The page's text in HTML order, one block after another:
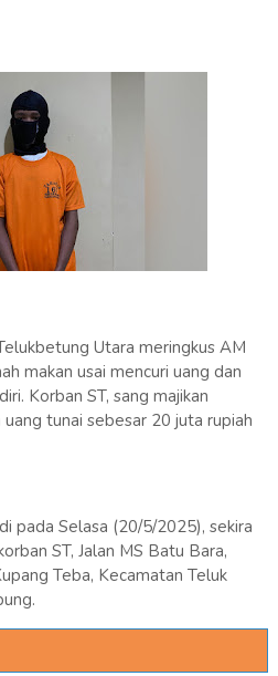
Utara meringkus AM
makan usai mencuri uang dan
Korban ST, sang majikan
tunai sebesar 20 juta rupiah
pada Selasa (20/5/2025), sekira
ST, Jalan MS Batu Bara,
Teba, Kecamatan Teluk